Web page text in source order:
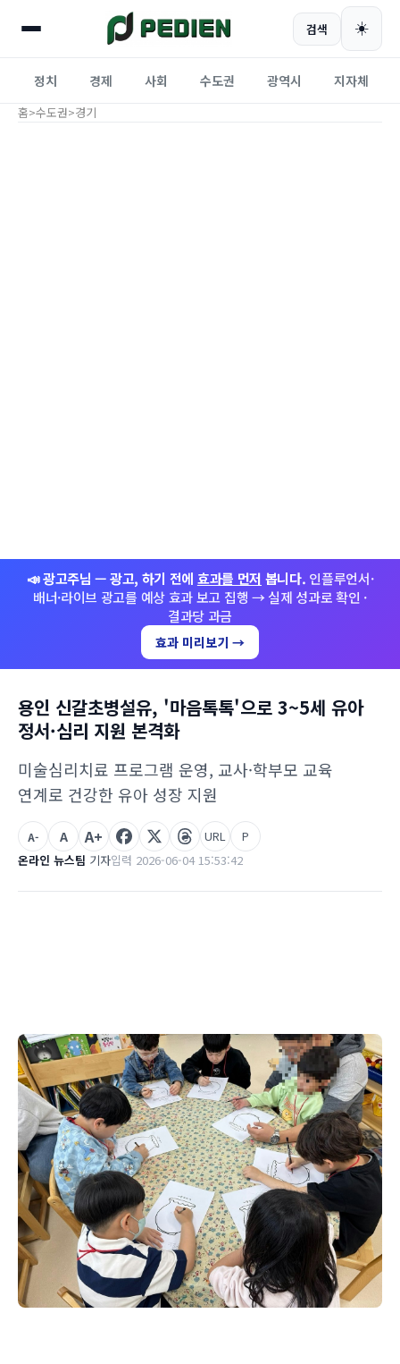
검색 ☀️
정치 경제 사회 수도권 광역시 지자체
홈>수도권>경기
📣 광고주님 — 광고, 하기 전에 효과를 먼저 봅니다. 인플루언서·
배너·라이브 광고를 예상 효과 보고 집행 → 실제 성과로 확인 ·
결과당 과금
효과 미리보기 →
용인 신갈초병설유, '마음톡톡'으로 3~5세 유아
정서·심리 지원 본격화
미술심리치료 프로그램 운영, 교사·학부모 교육
연계로 건강한 유아 성장 지원
온라인 뉴스팀 기자입력 2026-06-04 15:53:42
A- A A+ URL P